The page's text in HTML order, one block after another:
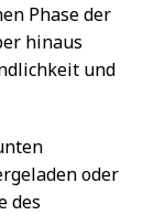
Phase der
hinaus
und
oder
des